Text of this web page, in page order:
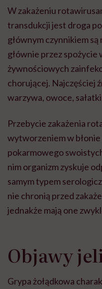
W zakażeniu
transdukcji jest droga
głównym czynnikiem
głównie przez
żywnościowych
chorującej. Najczęściej
warzywa, owoce,
Przebycie zakażenia
wytworzeniem w
pokarmowego
nim organizm zyskuje
samym typem
nie chronią przed
jednakże mają one
Objawy
Grypa żołądkowa